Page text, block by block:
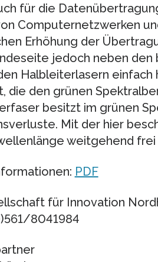
für die
Computernetzwerken
Erhöhung der
jedoch neben
Halbleiterlasern einfach
die den grünen
besitzt im grünen
Mit der hier
weitgehend
PDF
für Innovation
8041984